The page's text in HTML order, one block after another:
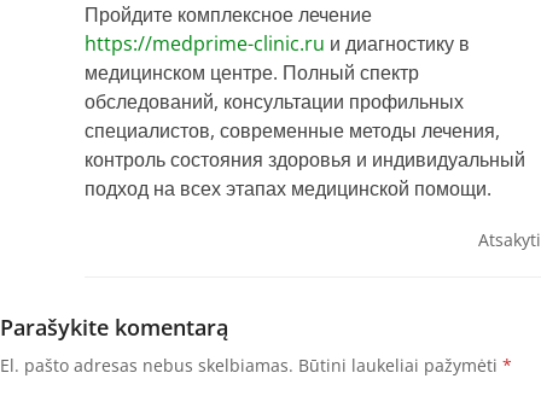
Пройдите комплексное лечение
https://medprime-clinic.ru и диагностику в
медицинском центре. Полный спектр
обследований, консультации профильных
специалистов, современные методы лечения,
контроль состояния здоровья и индивидуальный
подход на всех этапах медицинской помощи.
Atsakyti
Parašykite komentarą
El. pašto adresas nebus skelbiamas. Būtini laukeliai pažymėti *